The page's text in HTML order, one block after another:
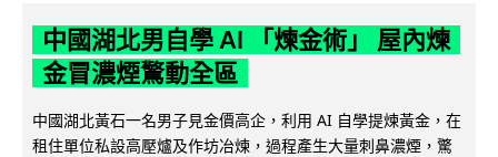
中國湖北男自學 AI 「煉金術」 屋內煉
金冒濃煙驚動全區
中國湖北黃石一名男子見金價高企，利用 AI 自學提煉黃金，在
租住單位私設高壓爐及作坊冶煉，過程產生大量刺鼻濃煙，驚